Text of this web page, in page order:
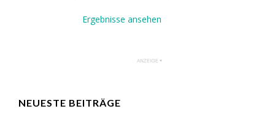
Ergebnisse ansehen
NEUESTE BEITRÄGE